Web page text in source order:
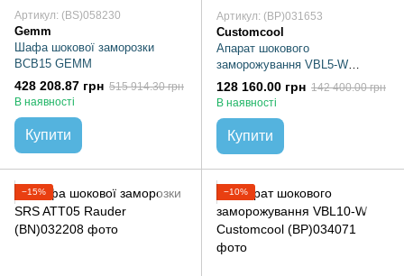
Артикул: (BS)058230
Gemm
Шафа шокової заморозки
BCB15 GEMM
428 208.87 грн 515 914.30 грн
В наявності
Купити
Артикул: (BP)031653
Customcool
Апарат шокового
заморожування VBL5-W
Customcool
128 160.00 грн 142 400.00 грн
В наявності
Купити
−15% −10%